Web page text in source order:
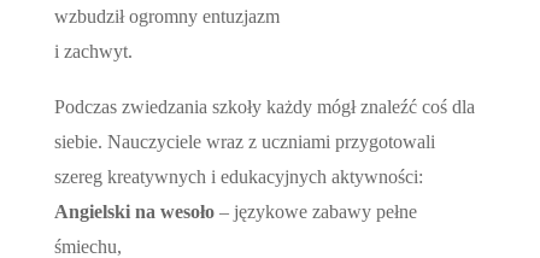
wzbudził ogromny entuzjazm
i zachwyt.
Podczas zwiedzania szkoły każdy mógł znaleźć coś dla
siebie. Nauczyciele wraz z uczniami przygotowali
szereg kreatywnych i edukacyjnych aktywności:
Angielski na wesoło– językowe zabawy pełne
śmiechu,